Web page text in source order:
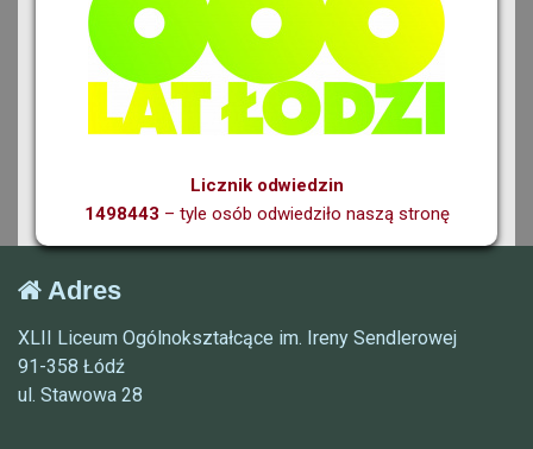
Licznik odwiedzin
1498443 – tyle osób odwiedziło naszą stronę
Adres
XLII Liceum Ogólnokształcące im. Ireny Sendlerowej
91-358 Łódź
ul. Stawowa 28